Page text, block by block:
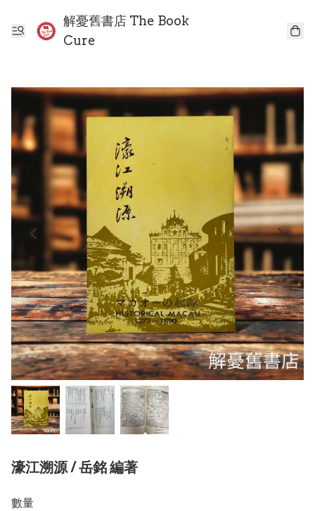
解憂舊書店 The Book
Cure
濠江溯源 / 岳銘 編著
數量